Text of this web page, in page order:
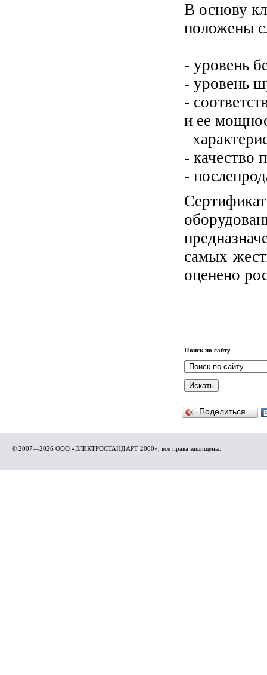
В основу
положены
- уровень
- уровень
-
и ее
- качество
-
самых
оценено
Поиск по сайту
Поделиться…
© 2007—2026 ООО «ЭЛЕКТРОСТАНДАРТ 2000», все права защищены.